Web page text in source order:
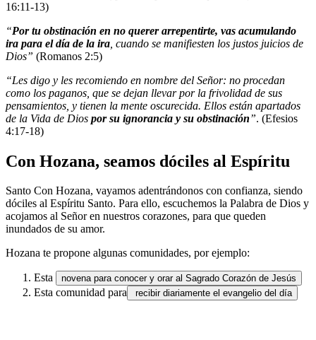
16:11-13)
“Por tu obstinación en no querer arrepentirte, vas acumulando
ira para el día de la ira , cuando se manifiesten los justos juicios de
Dios” (Romanos 2:5)
“Les digo y les recomiendo en nombre del Señor: no procedan
como los paganos, que se dejan llevar por la frivolidad de sus
pensamientos, y tienen la mente oscurecida. Ellos están apartados
de la Vida de Dios por su ignorancia y su obstinación”. (Efesios
4:17-18)
Con Hozana, seamos dóciles al Espíritu
Santo Con Hozana, vayamos adentrándonos con confianza, siendo
dóciles al Espíritu Santo. Para ello, escuchemos la Palabra de Dios y
acojamos al Señor en nuestros corazones, para que queden
inundados de su amor.
Hozana te propone algunas comunidades, por ejemplo:
Esta novena para conocer y orar al Sagrado Corazón de Jesús
Esta comunidad para recibir diariamente el evangelio del día